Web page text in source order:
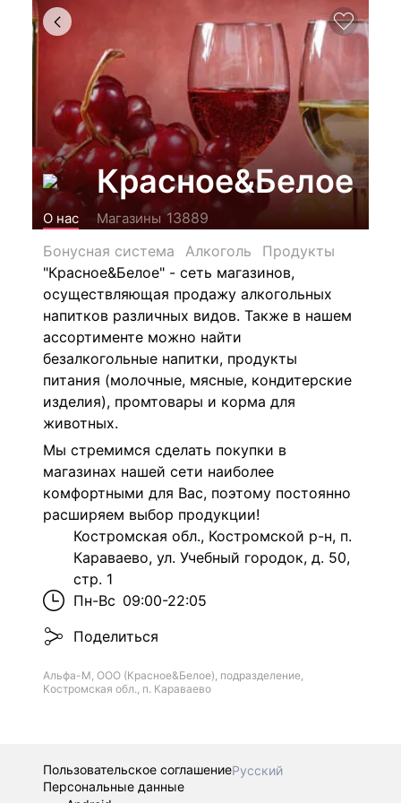
Красное&Белое
О нас Магазины 13889
Бонусная система
Алкоголь
Продукты
"Красное&Белое" - сеть магазинов,
осуществляющая продажу алкогольных
напитков различных видов. Также в нашем
ассортименте можно найти
безалкогольные напитки, продукты
питания (молочные, мясные, кондитерские
изделия), промтовары и корма для
животных.
Мы стремимся сделать покупки в
магазинах нашей сети наиболее
комфортными для Вас, поэтому постоянно
расширяем выбор продукции!
Костромская обл., Костромской р-н, п.
Караваево, ул. Учебный городок, д. 50,
стр. 1
Пн-Вс 09:00-22:05
Поделиться
Альфа-М, ООО (Красное&Белое), подразделение,
Костромская обл., п. Караваево
Пользовательское соглашениеРусский
Персональные данные